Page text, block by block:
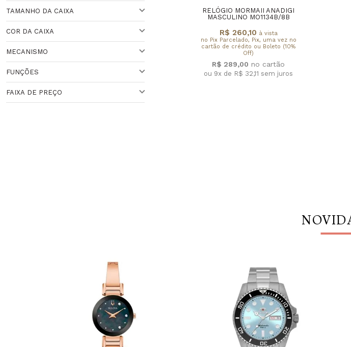
TAMANHO DA CAIXA
COR DA CAIXA
MECANISMO
QUARTZO
FUNÇÕES
CRONÔMETRO
FAIXA DE PREÇO
RELÓGIO MORMAII ANADIGI
MASCULINO MO1134B/8B
R$ 260,10 à vista
no Pix Parcelado, Pix, uma vez no
cartão de crédito ou Boleto (10%
Off)
R$ 289,00
ou 9x de R$ 32,11 sem juros